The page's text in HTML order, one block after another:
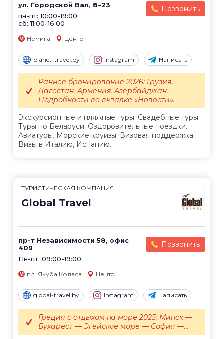
ул. Городской Вал, 8–23
пн-пт: 10:00-19:00
сб: 11:00-16:00
Позвонить
Немига Центр
planet-travel.by Instagram Написать
Экскурсионные и пляжные туры. Свадебные туры.
Туры по Беларуси. Оздоровительные поездки.
Авиатуры. Морские круизы. Визовая поддержка.
Визы в Италию, Испанию.
Раннее бронирование 2026: Грузия,
Дагестан, Армения, Азербайджан.
Подробности во вкладке «Новости».
ТУРИСТИЧЕСКАЯ КОМПАНИЯ
Global Travel
пр-т Независимости 58, офис
409
Пн-пт: 09:00-19:00
Позвонить
пл. Якуба Коласа Центр
global-travel.by Instagram Написать
Греция с отдыхом на море 2025: Минск —
Бухарест — Эгейское море — София —...